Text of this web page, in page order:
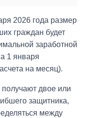
2026 года размер
граждан будет
заработной
1 января
на месяц).
двое или
защитника,
между